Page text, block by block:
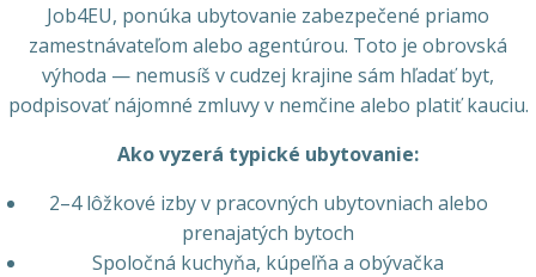
Job4EU, ponúka ubytovanie zabezpečené priamo
zamestnávateľom alebo agentúrou. Toto je obrovská
výhoda — nemusíš v cudzej krajine sám hľadať byt,
podpisovať nájomné zmluvy v nemčine alebo platiť kauciu.
Ako vyzerá typické ubytovanie:
2–4 lôžkové izby v pracovných ubytovniach alebo
prenajatých bytoch
Spoločná kuchyňa, kúpeľňa a obývačka